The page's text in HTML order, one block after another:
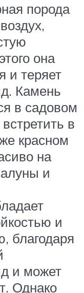
порода
она
и теряет
Камень
в садовом
в
красном
на
и
и
благодаря
и может
Однако